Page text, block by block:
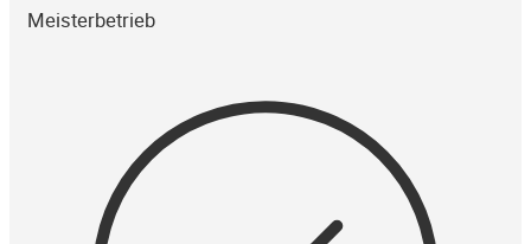
Meisterbetrieb